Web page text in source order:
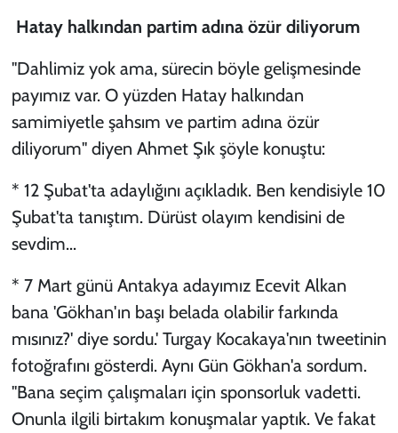
Hatay halkından partim adına özür diliyorum
"Dahlimiz yok ama, sürecin böyle gelişmesinde
payımız var. O yüzden Hatay halkından
samimiyetle şahsım ve partim adına özür
diliyorum" diyen Ahmet Şık şöyle konuştu:
* 12 Şubat'ta adaylığını açıkladık. Ben kendisiyle 10
Şubat'ta tanıştım. Dürüst olayım kendisini de
sevdim...
* 7 Mart günü Antakya adayımız Ecevit Alkan
bana 'Gökhan'ın başı belada olabilir farkında
mısınız?' diye sordu.' Turgay Kocakaya'nın tweetinin
fotoğrafını gösterdi. Aynı Gün Gökhan'a sordum.
''Bana seçim çalışmaları için sponsorluk vadetti.
Onunla ilgili birtakım konuşmalar yaptık. Ve fakat